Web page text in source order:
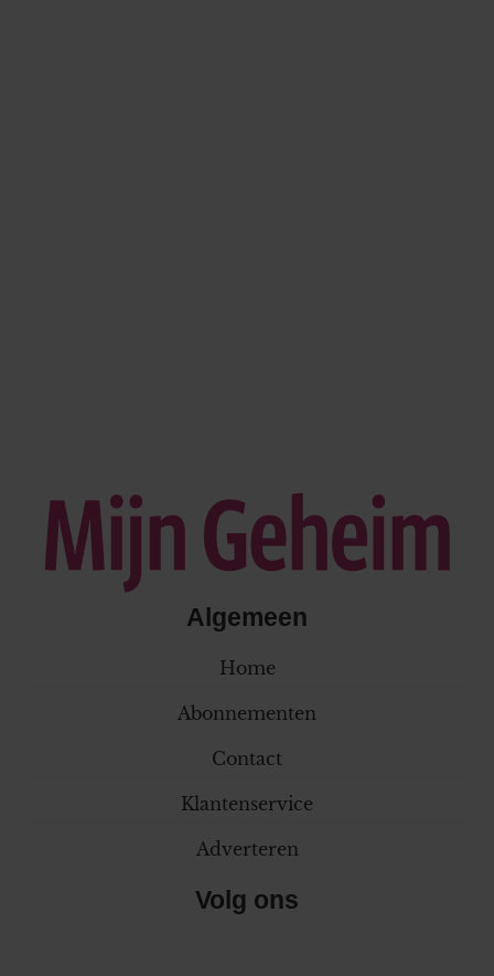
Algemeen
Home
Abonnementen
Contact
Klantenservice
Adverteren
Volg ons